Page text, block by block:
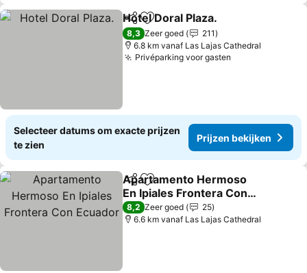
DelenToevoegen aan favorieten
Hotel Doral Plaza.
8,3 Zeer goed
211
6.8 km vanaf Las Lajas Cathedral
Privéparking voor gasten
Selecteer datums om exacte prijzen
te zien
Prijzen bekijken
DelenToevoegen aan favorieten
Apartamento Hermoso
En Ipiales Frontera Con
Ecuador
8,2 Zeer goed
25
6.6 km vanaf Las Lajas Cathedral